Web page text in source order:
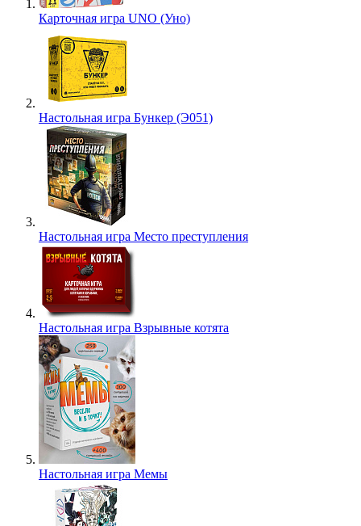
Карточная игра UNO (Уно)
Настольная игра Бункер (Э051)
Настольная игра Место преступления
Настольная игра Взрывные котята
Настольная игра Мемы